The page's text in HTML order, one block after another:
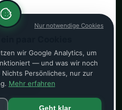
Cannabis Preisvergleich.
Nur notwendige Cookies
wir Google Analytics, um
— und was wir noch
Persönliches, nur zur
Mehr erfahren
Geht klar
CannaZen
Teleklinik. Bis zu 100g/Monat